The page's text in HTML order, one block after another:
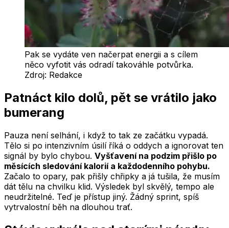
Pak se vydáte ven načerpat energii a s cílem
něco vyfotit vás odradí takováhle potvůrka.
Zdroj: Redakce
Patnáct kilo dolů, pět se vrátilo jako
bumerang
Pauza není selhání, i když to tak ze začátku vypadá.
Tělo si po intenzivním úsilí říká o oddych a ignorovat ten
signál by bylo chybou. Vyšťavení na podzim přišlo po
měsících sledování kalorií a každodenního pohybu.
Začalo to opary, pak přišly chřipky a já tušila, že musím
dát tělu na chvilku klid. Výsledek byl skvělý, tempo ale
neudržitelné. Teď je přístup jiný. Žádný sprint, spíš
vytrvalostní běh na dlouhou trať.